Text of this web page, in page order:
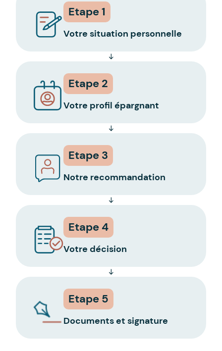
Etape 1
Votre situation personnelle
Etape 2
Votre profil épargnant
Etape 3
Notre recommandation
Etape 4
Votre décision
Etape 5
Documents et signature